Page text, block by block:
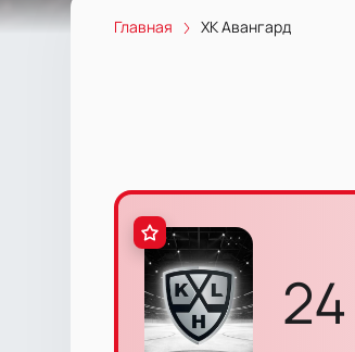
Главная ХК Авангард
24